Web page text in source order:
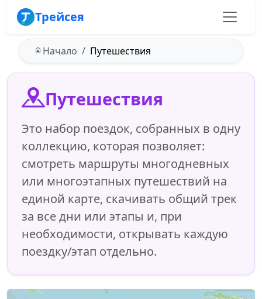
Трейсея
Начало Путешествия
Путешествия
Это набор поездок, собранных в одну
коллекцию, которая позволяет:
смотреть маршруты многодневных
или многоэтапных путешествий на
единой карте, скачивать общий трек
за все дни или этапы и, при
необходимости, открывать каждую
поездку/этап отдельно.